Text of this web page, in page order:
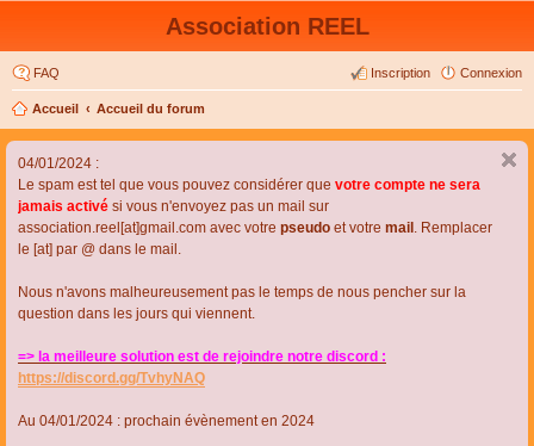
Association REEL
FAQ Connexion
Inscription
Accueil Accueil du forum
04/01/2024 :
Le spam est tel que vous pouvez considérer que votre compte ne sera
jamais activé si vous n'envoyez pas un mail sur
association.reel[at]gmail.com avec votre pseudo et votre mail . Remplacer
le [at] par @ dans le mail.
Nous n'avons malheureusement pas le temps de nous pencher sur la
question dans les jours qui viennent.
=> la meilleure solution est de rejoindre notre discord :
https://discord.gg/TvhyNAQ
Au 04/01/2024 : prochain évènement en 2024